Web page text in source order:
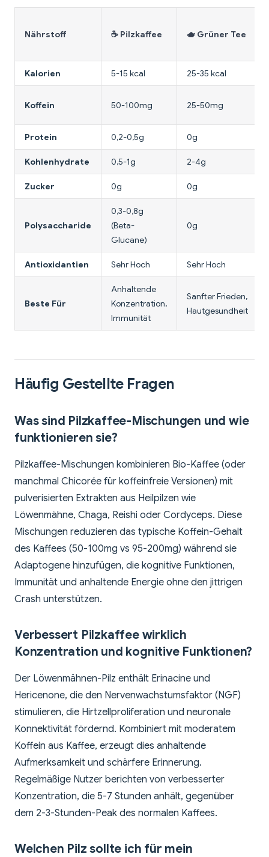
Nährstoff ☕ Pilzkaffee 🫖 Grüner Tee
Kalorien 5-15 kcal 25-35 kcal
Koffein 50-100mg 25-50mg
Protein 0,2-0,5g 0g
Kohlenhydrate 0,5-1g 2-4g
Zucker 0g 0g
Polysaccharide
0,3-0,8g
(Beta-
Glucane)
0g
Antioxidantien Sehr Hoch Sehr Hoch
Beste Für
Anhaltende
Konzentration,
Immunität
Sanfter Frieden,
Hautgesundheit
Häufig Gestellte Fragen
Was sind Pilzkaffee-Mischungen und wie
funktionieren sie?
Pilzkaffee-Mischungen kombinieren Bio-Kaffee (oder
manchmal Chicorée für koffeinfreie Versionen) mit
pulverisierten Extrakten aus Heilpilzen wie
Löwenmähne, Chaga, Reishi oder Cordyceps. Diese
Mischungen reduzieren das typische Koffein-Gehalt
des Kaffees (50-100mg vs 95-200mg) während sie
Adaptogene hinzufügen, die kognitive Funktionen,
Immunität und anhaltende Energie ohne den jittrigen
Crash unterstützen.
Verbessert Pilzkaffee wirklich
Konzentration und kognitive Funktionen?
Der Löwenmähnen-Pilz enthält Erinacine und
Hericenone, die den Nervenwachstumsfaktor (NGF)
stimulieren, die Hirtzellproliferation und neuronale
Konnektivität fördernd. Kombiniert mit moderatem
Koffein aus Kaffee, erzeugt dies anhaltende
Aufmerksamkeit und schärfere Erinnerung.
Regelmäßige Nutzer berichten von verbesserter
Konzentration, die 5-7 Stunden anhält, gegenüber
dem 2-3-Stunden-Peak des normalen Kaffees.
Welchen Pilz sollte ich für mein